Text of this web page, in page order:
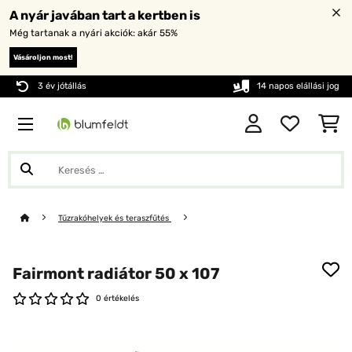
A nyár javában tart a kertben is
Még tartanak a nyári akciók: akár 55%
Vásároljon most!
3 év jótállás 14 napos elállási jog
Tűzrakóhelyek és teraszfűtés
Fairmont radiátor 50 x 107
0 értékelés